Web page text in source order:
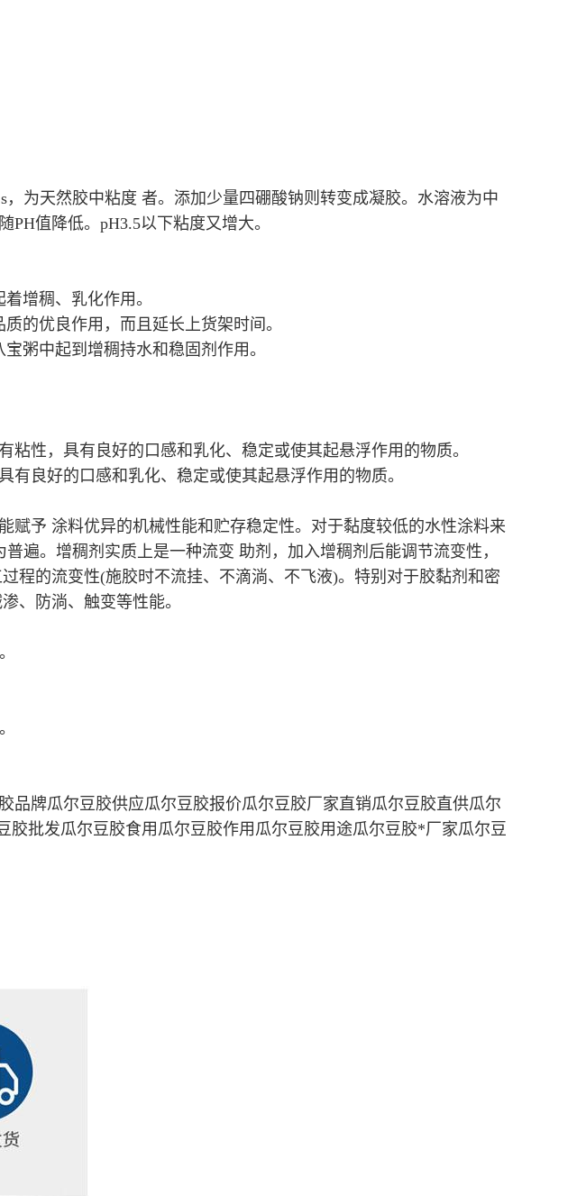
为天然胶中粘度 者。添加少量四硼酸钠则转变成凝胶。水溶液为中
值降低。pH3.5以下粘度又增大。
增稠、乳化作用。
的优良作用，而且延长上货架时间。
粥中起到增稠持水和稳固剂作用。
性，具有良好的口感和乳化、稳定或使其起悬浮作用的物质。
良好的口感和乳化、稳定或使其起悬浮作用的物质。
予 涂料优异的机械性能和贮存稳定性。对于黏度较低的水性涂料来
遍。增稠剂实质上是一种流变 助剂，加入增稠剂后能调节流变性，
程的流变性(施胶时不流挂、不滴淌、不飞液)。特别对于胶黏剂和密
、防淌、触变等性能。
牌瓜尔豆胶供应瓜尔豆胶报价瓜尔豆胶厂家直销瓜尔豆胶直供瓜尔
批发瓜尔豆胶食用瓜尔豆胶作用瓜尔豆胶用途瓜尔豆胶*厂家瓜尔豆